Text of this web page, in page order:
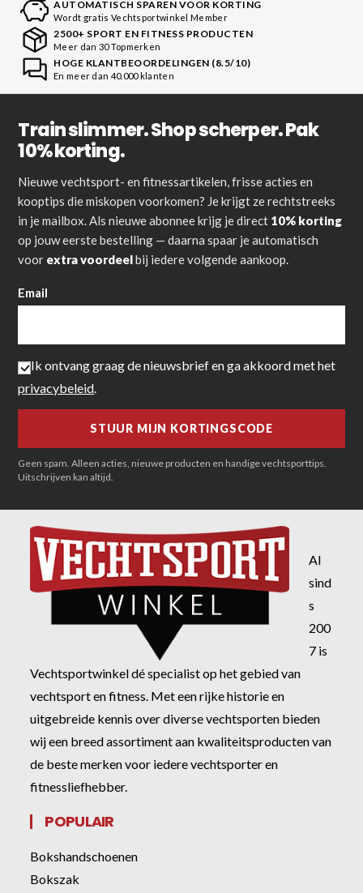
AUTOMATISCH SPAREN VOOR KORTING
Wordt gratis Vechtsportwinkel Member
2500+ SPORT EN FITNESS PRODUCTEN
Meer dan 30 Topmerken
HOGE KLANTBEOORDELINGEN (8.5/10)
En meer dan 40.000 klanten
Train slimmer. Shop scherper. Pak
10% korting.
Nieuwe vechtsport- en fitnessartikelen, frisse acties en
kooptips die miskopen voorkomen? Je krijgt ze rechtstreeks
in je mailbox. Als nieuwe abonnee krijg je direct 10% korting
op jouw eerste bestelling — daarna spaar je automatisch
voor extra voordeelbij iedere volgende aankoop.
Email
Ik ontvang graag de nieuwsbrief en ga akkoord met het
privacybeleid.
Geen spam. Alleen acties, nieuwe producten en handige vechtsporttips.
Uitschrijven kan altijd.
Al
sind
s
200
7 is
Vechtsportwinkel dé specialist op het gebied van
vechtsport en fitness. Met een rijke historie en
uitgebreide kennis over diverse vechtsporten bieden
wij een breed assortiment aan kwaliteitsproducten van
de beste merken voor iedere vechtsporter en
fitnessliefhebber.
POPULAIR
Bokshandschoenen
Bokszak